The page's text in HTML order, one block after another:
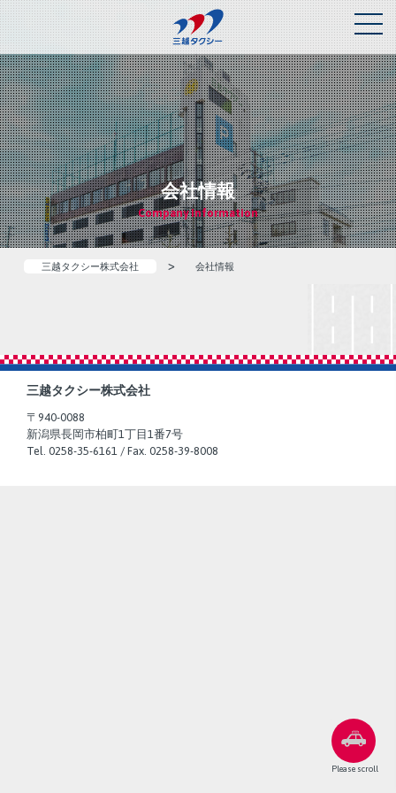
会社情報
Company Information
三越タクシー株式会社 > 会社情報
Please scroll
三越タクシー株式会社
〒940-0088
新潟県長岡市柏町1丁目1番7号
Tel. 0258-35-6161 / Fax. 0258-39-8008